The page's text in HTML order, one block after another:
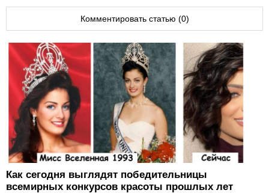
Комментировать статью (0)
Как сегодня выглядят победительницы
всемирных конкурсов красоты прошлых лет